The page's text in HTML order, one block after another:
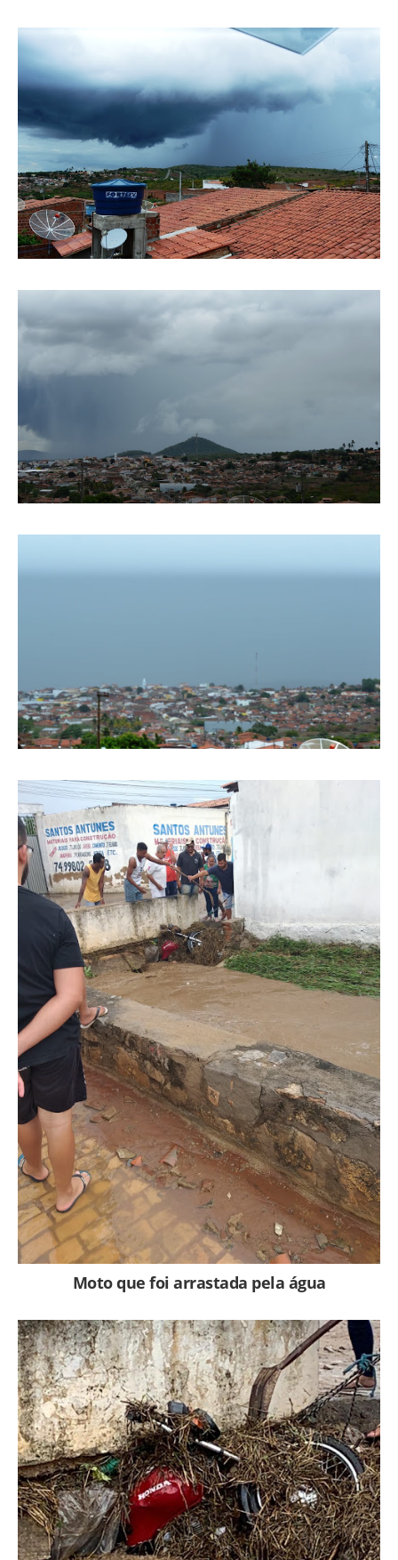
Moto que foi arrastada pela água